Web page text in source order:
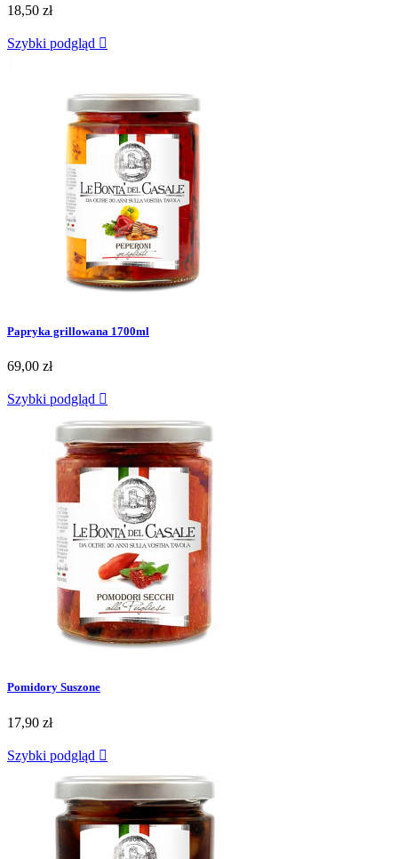
18,50 zł
Szybki podgląd 
Papryka grillowana 1700ml
69,00 zł
Szybki podgląd 
Pomidory Suszone
17,90 zł
Szybki podgląd 